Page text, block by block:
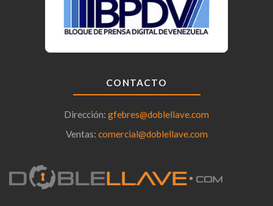
CONTACTO
Dirección: gfebres@doblellave.com
Ventas: comercial@doblellave.com